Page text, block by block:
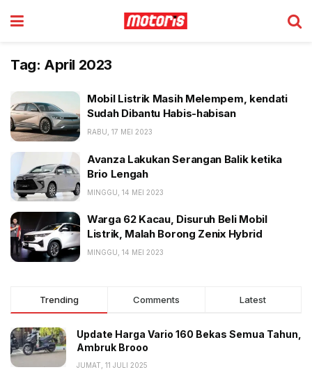
Tag: April 2023
Mobil Listrik Masih Melempem, kendati
Sudah Dibantu Habis-habisan
RABU, 17 MEI 2023
Avanza Lakukan Serangan Balik ketika
Brio Lengah
MINGGU, 14 MEI 2023
Warga 62 Kacau, Disuruh Beli Mobil
Listrik, Malah Borong Zenix Hybrid
MINGGU, 14 MEI 2023
Trending Comments Latest
Update Harga Vario 160 Bekas Semua Tahun,
Ambruk Brooo
JUMAT, 11 JULI 2025